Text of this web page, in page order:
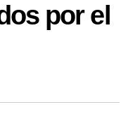
por el